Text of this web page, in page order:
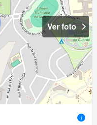
Ver foto